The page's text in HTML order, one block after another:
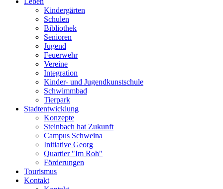
Kindergärten
Schulen
Bibliothek
Senioren
Jugend
Feuerwehr
Vereine
Integration
Kinder- und Jugendkunstschule
Schwimmbad
Tierpark
Stadtentwicklung
Konzepte
Steinbach hat Zukunft
Campus Schweina
Initiative Georg
Quartier "Im Roh"
Förderungen
Tourismus
Kontakt